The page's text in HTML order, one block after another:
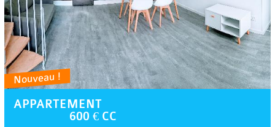
Nouveau !
APPARTEMENT
600 € CC